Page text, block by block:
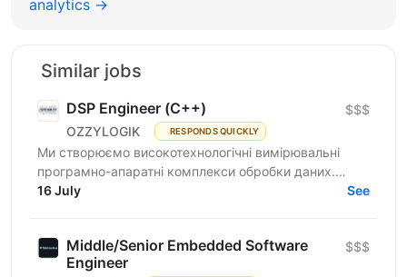
analytics →
Similar jobs
DSP Engineer (С++)
OZZYLOGIK RESPONDS QUICKLY
$$$
Ми створюємо високотехнологічні вимірювальні
програмно-апаратні комплекси обробки даних.
Шукаємо DSP Engineer (С++), для розробки
16 July See
Middle/Senior Embedded Software
Engineer
$$$